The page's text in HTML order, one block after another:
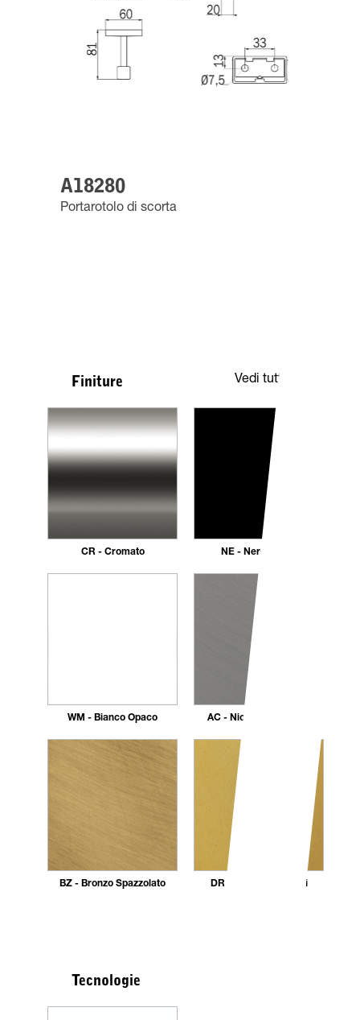
A18280
Portarotolo di scorta
Finiture Vedi tutte
CR - Cromato NE - Nero opaco
WM - Bianco Opaco AC - Nickel Spazzolato
BZ - Bronzo Spazzolato DR - Dorato 24 carati
Tecnologie